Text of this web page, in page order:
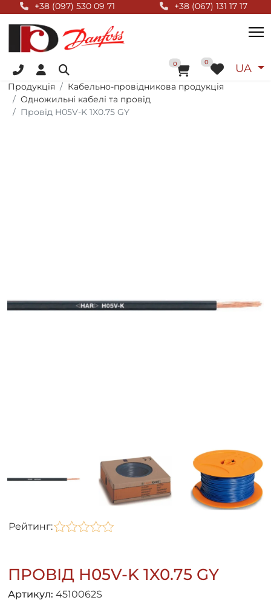
Null Top+38 (097) 530 09 71
+38 (067) 131 17 17
UA
0До кошика
0
Продукція
Кабельно-провідникова продукція
Одножильні кабелі та провід
Провід H05V-K 1X0.75 GY
Рейтинг:
ПРОВІД H05V-K 1X0.75 GY
Артикул:4510062S